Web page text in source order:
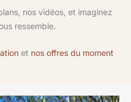
nos vidéos, et imaginez
ressemble.
et nos offres du moment